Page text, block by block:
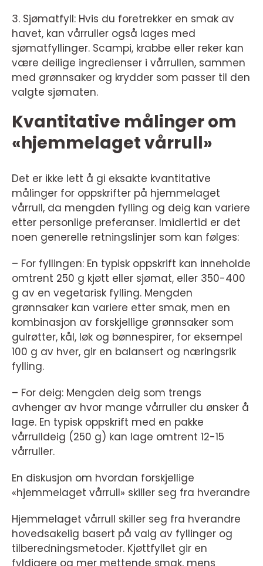
3. Sjømatfyll: Hvis du foretrekker en smak av
havet, kan vårruller også lages med
sjømatfyllinger. Scampi, krabbe eller reker kan
være deilige ingredienser i vårrullen, sammen
med grønnsaker og krydder som passer til den
valgte sjømaten.
Kvantitative målinger om
«hjemmelaget vårrull»
Det er ikke lett å gi eksakte kvantitative
målinger for oppskrifter på hjemmelaget
vårrull, da mengden fylling og deig kan variere
etter personlige preferanser. Imidlertid er det
noen generelle retningslinjer som kan følges:
– For fyllingen: En typisk oppskrift kan inneholde
omtrent 250 g kjøtt eller sjømat, eller 350-400
g av en vegetarisk fylling. Mengden
grønnsaker kan variere etter smak, men en
kombinasjon av forskjellige grønnsaker som
gulrøtter, kål, løk og bønnespirer, for eksempel
100 g av hver, gir en balansert og næringsrik
fylling.
– For deig: Mengden deig som trengs
avhenger av hvor mange vårruller du ønsker å
lage. En typisk oppskrift med en pakke
vårrulldeig (250 g) kan lage omtrent 12-15
vårruller.
En diskusjon om hvordan forskjellige
«hjemmelaget vårrull» skiller seg fra hverandre
Hjemmelaget vårrull skiller seg fra hverandre
hovedsakelig basert på valg av fyllinger og
tilberedningsmetoder. Kjøttfyllet gir en
fyldigere og mer mettende smak, mens